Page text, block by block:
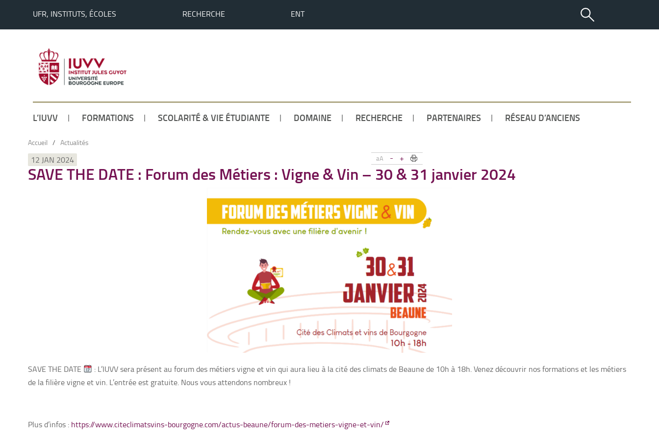
UFR, INSTITUTS, ÉCOLES RECHERCHE ENT
L’IUVV FORMATIONS SCOLARITÉ & VIE ÉTUDIANTE DOMAINE RECHERCHE PARTENAIRES RÉSEAU D’ANCIENS
Accueil / Actualités
aA - +
12 JAN 2024
SAVE THE DATE : Forum des Métiers : Vigne & Vin – 30 & 31 janvier 2024
SAVE THE DATE
: L’IUVV sera présent au forum des métiers vigne et vin qui aura lieu à la cité des climats de Beaune de 10h à 18h. Venez découvrir nos formations et les métiers
de la filière vigne et vin. L’entrée est gratuite. Nous vous attendons nombreux !
Plus d’infos : https://www.citeclimatsvins-bourgogne.com/actus-beaune/forum-des-metiers-vigne-et-vin/